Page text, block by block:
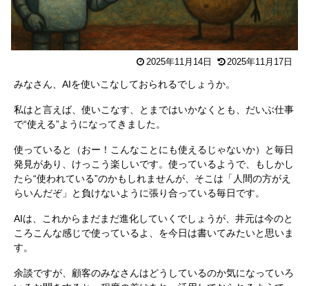
2025年11月14日 2025年11月17日
みなさん、AIを使いこなしておられるでしょうか。
私はと言えば、使いこなす、とまではいかなくとも、だいぶ仕事
で“使える”ようになってきました。
使っていると（おー！こんなことにも使えるじゃないか）と毎日
発見があり、けっこう楽しいです。使っているようで、もしかし
たら“使われている”のかもしれませんが、そこは「人間の方がえ
らいんだぞ」と負けないように張り合っている毎日です。
AIは、これからまだまだ進化していくでしょうが、井元は今のと
ころこんな感じで使っているよ、を今日は書いてみたいと思いま
す。
余談ですが、顧客のみなさんはどうしているのか気になっていろ